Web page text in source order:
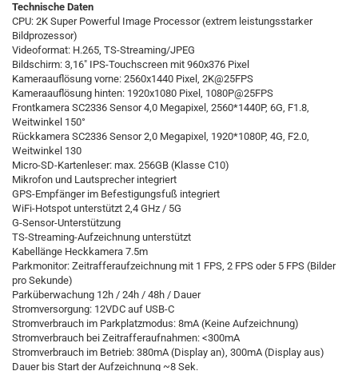
Technische Daten
CPU: 2K Super Powerful Image Processor (extrem leistungsstarker
Bildprozessor)
Videoformat: H.265, TS-Streaming/JPEG
Bildschirm: 3,16" IPS-Touchscreen mit 960x376 Pixel
Kameraauflösung vorne: 2560x1440 Pixel, 2K@25FPS
Kameraauflösung hinten: 1920x1080 Pixel, 1080P@25FPS
Frontkamera SC2336 Sensor 4,0 Megapixel, 2560*1440P, 6G, F1.8,
Weitwinkel 150°
Rückkamera SC2336 Sensor 2,0 Megapixel, 1920*1080P, 4G, F2.0,
Weitwinkel 130
Micro-SD-Kartenleser: max. 256GB (Klasse C10)
Mikrofon und Lautsprecher integriert
GPS-Empfänger im Befestigungsfuß integriert
WiFi-Hotspot unterstützt 2,4 GHz / 5G
G-Sensor-Unterstützung
TS-Streaming-Aufzeichnung unterstützt
Kabellänge Heckkamera 7.5m
Parkmonitor: Zeitrafferaufzeichnung mit 1 FPS, 2 FPS oder 5 FPS (Bilder
pro Sekunde)
Parküberwachung 12h / 24h / 48h / Dauer
Stromversorgung: 12VDC auf USB-C
Stromverbrauch im Parkplatzmodus: 8mA (Keine Aufzeichnung)
Stromverbrauch bei Zeitrafferaufnahmen: <300mA
Stromverbrauch im Betrieb: 380mA (Display an), 300mA (Display aus)
Dauer bis Start der Aufzeichnung ~8 Sek.